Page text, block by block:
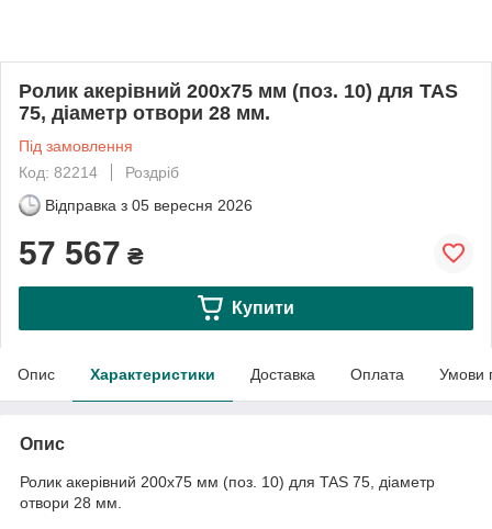
Ролик aкерівний 200х75 мм (поз. 10) для TAS
75, діаметр отвори 28 мм.
Під замовлення
Код: 82214
Роздріб
Відправка з 05 вересня 2026
57 567 ₴
Купити
Опис Характеристики Доставка Оплата Умови
Опис
Ролик aкерівний 200х75 мм (поз. 10) для TAS 75, діаметр
отвори 28 мм.